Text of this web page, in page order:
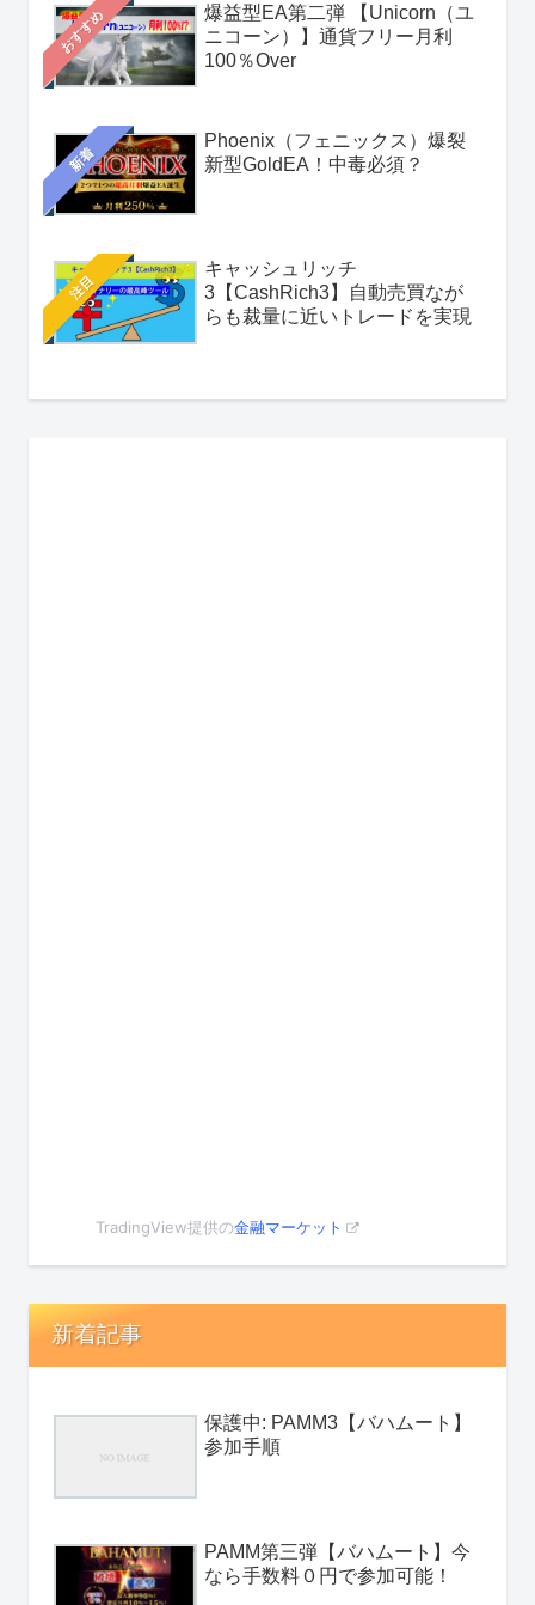
おすすめ
爆益型EA第二弾 【Unicorn（ユ
ニコーン）】通貨フリー月利
100％Over
新着
Phoenix（フェニックス）爆裂
新型GoldEA！中毒必須？
注目
キャッシュリッチ
3【CashRich3】自動売買なが
らも裁量に近いトレードを実現
TradingView提供の金融マーケット
新着記事
保護中: PAMM3【バハムート】
参加手順
PAMM第三弾【バハムート】今
なら手数料０円で参加可能！